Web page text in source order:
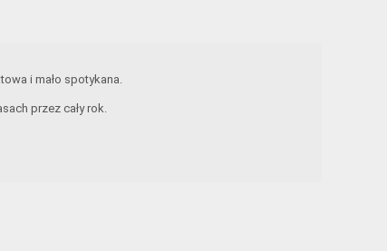
i mało spotykana.
przez cały rok.